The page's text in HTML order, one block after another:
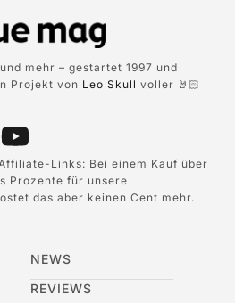
mehr – gestartet 1997 und
Projekt von Leo Skull voller 🤘🏻
Links: Bei einem Kauf über
Prozente für unsere
das aber keinen Cent mehr.
NEWS
REVIEWS